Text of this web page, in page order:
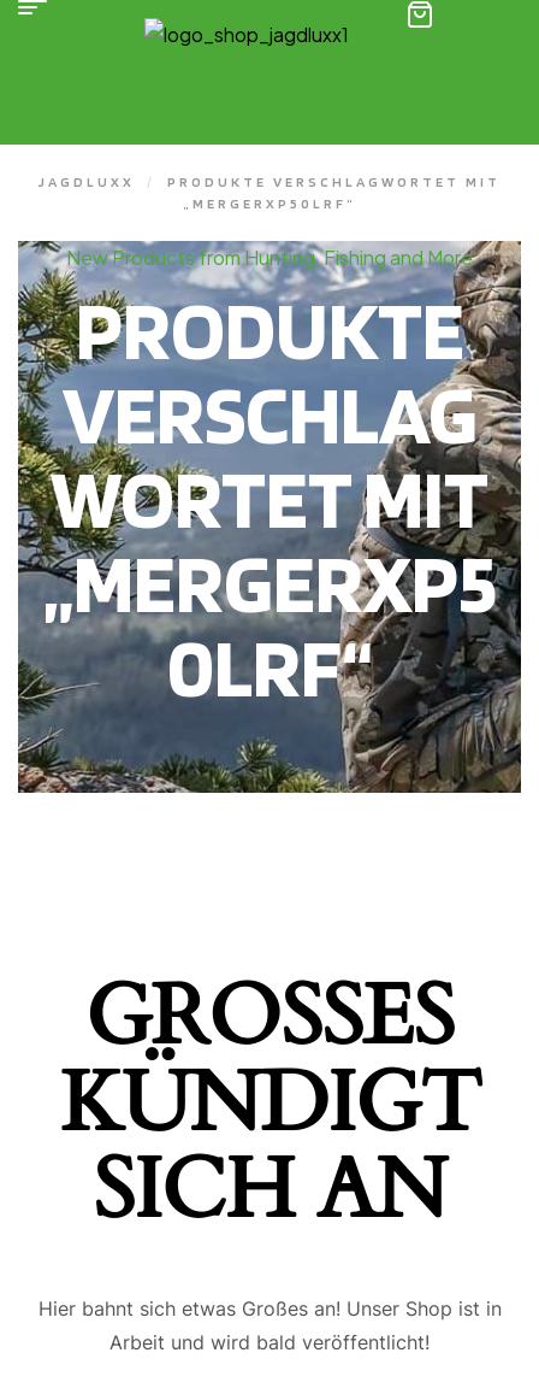
JAGDLUXX /
PRODUKTE VERSCHLAGWORTET MIT
„MERGERXP50LRF“
New Products from Hunting, Fishing and More
PRODUKTE
VERSCHLAG
WORTET MIT
„MERGERXP5
0LRF“
GROSSES K
ÜNDIGT S
ICH AN
Hier bahnt sich etwas Großes an! Unser Shop ist in
Arbeit und wird bald veröffentlicht!